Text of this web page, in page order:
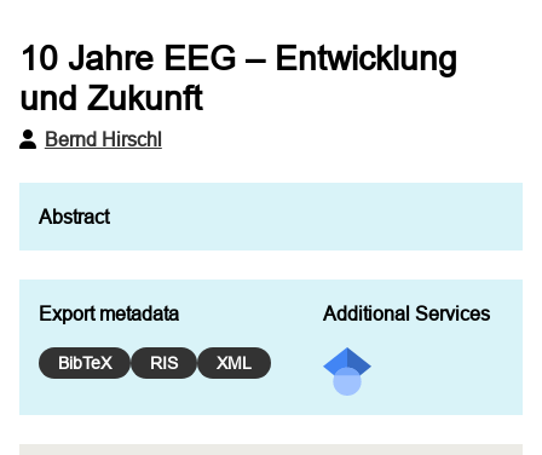
10 Jahre EEG – Entwicklung
und Zukunft
Bernd Hirschl
Export metadata
BibTeX RIS XML
Additional Services